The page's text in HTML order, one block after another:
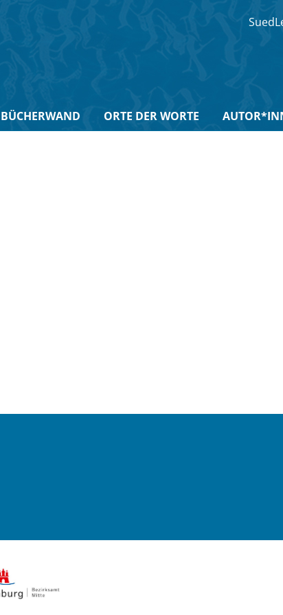
BÜCHERWAND ORTE DER WORTE